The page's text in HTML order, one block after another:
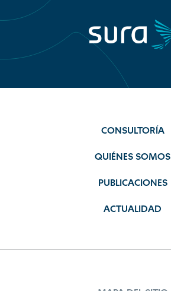
CONSULTORÍA
QUIÉNES SOMOS
PUBLICACIONES
ACTUALIDAD